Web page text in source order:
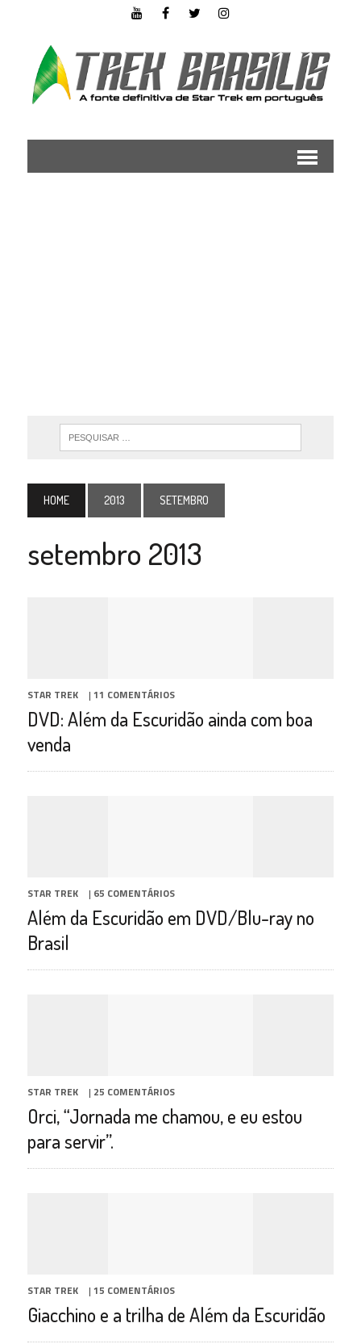
HOME 2013 SETEMBRO
setembro 2013
STAR TREK | 11 COMENTÁRIOS
DVD: Além da Escuridão ainda com boa
venda
STAR TREK | 65 COMENTÁRIOS
Além da Escuridão em DVD/Blu-ray no
Brasil
STAR TREK | 25 COMENTÁRIOS
Orci, “Jornada me chamou, e eu estou
para servir”.
STAR TREK | 15 COMENTÁRIOS
Giacchino e a trilha de Além da Escuridão